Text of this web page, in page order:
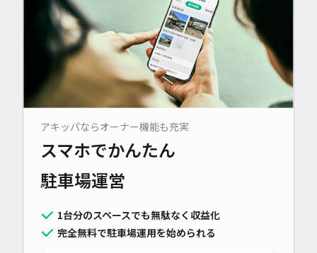
アキッパならオーナー機能も充実
スマホでかんたん
駐車場運営
1台分のスペースでも無駄なく収益化
完全無料で駐車場運用を始められる